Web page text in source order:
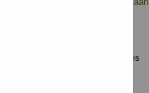
en leer en praat mee over alles